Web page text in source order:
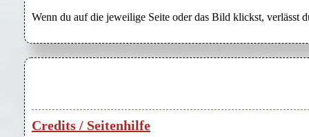
Wenn du auf die jeweilige Seite oder das Bild klickst, verlässt
Credits / Seitenhilfe